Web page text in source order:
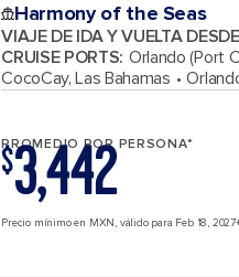
Harmony of the Seas
VIAJE DE IDA Y VUELTA DESDE
CRUISE PORTS: Orlando (Port
CocoCay, Las Bahamas
PROMEDIO POR PERSONA*
$3,442
Precio mínimo en MXN, válido para Feb 18, 2027